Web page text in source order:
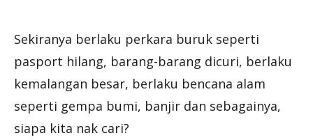
Sekiranya berlaku perkara buruk seperti
pasport hilang, barang-barang dicuri, berlaku
kemalangan besar, berlaku bencana alam
seperti gempa bumi, banjir dan sebagainya,
siapa kita nak cari?